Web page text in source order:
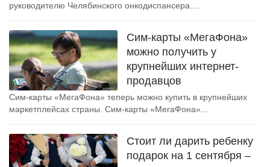
руководителю Челябинского онкодиспансера....
Сим-карты «МегаФона»
можно получить у
крупнейших интернет-
продавцов
Сим-карты «МегаФона» теперь можно купить в крупнейших
маркетплейсах страны. Сим-карты «МегаФона»...
Стоит ли дарить ребенку
подарок на 1 сентября –